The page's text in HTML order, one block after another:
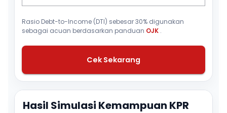
Rasio Debt-to-Income (DTI) sebesar 30% digunakan
sebagai acuan berdasarkan panduan OJK .
Cek Sekarang
Hasil Simulasi Kemampuan KPR